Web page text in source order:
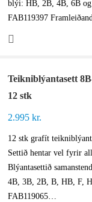
blýi: HB, 2B, 4B, 6B
FAB119397
Teikniblýantasett
12 stk
2.995kr.
12 stk grafít
Settið hentar vel fyrir
Blýantasettið
4B, 3B, 2B, B, HB, F,
FAB119065…